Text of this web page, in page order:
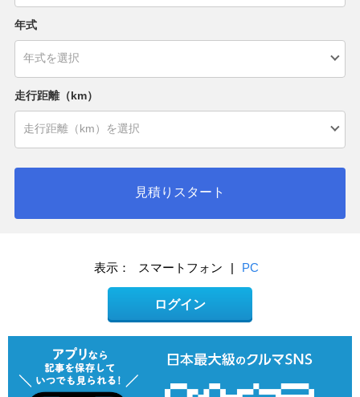
年式
走行距離（km）
見積りスタート
表示： スマートフォン | PC
ログイン